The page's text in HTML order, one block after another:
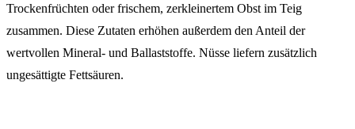
Trockenfrüchten oder frischem, zerkleinertem Obst im Teig
zusammen. Diese Zutaten erhöhen außerdem den Anteil der
wertvollen Mineral- und Ballaststoffe. Nüsse liefern zusätzlich
ungesättigte Fettsäuren.